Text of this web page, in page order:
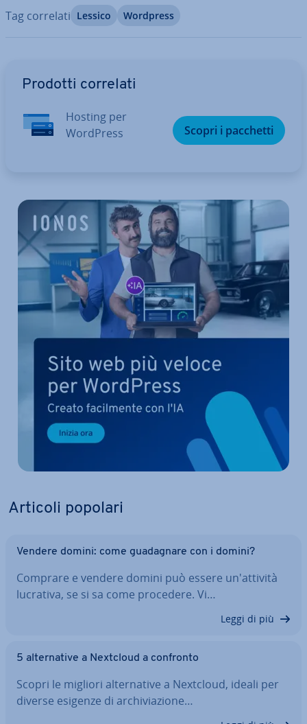
Tag correlati Lessico Wordpress
Prodotti correlati
Hosting per
WordPress
Scopri i pacchetti
Articoli popolari
Vendere domini: come gua­da­gna­re con i domini?
Comprare e vendere domini può essere un'at­ti­vi­tà
lucrativa, se si sa come procedere. Vi…
Leggi di più
5 al­ter­na­ti­ve a Nextcloud a confronto
Scopri le migliori al­ter­na­ti­ve a Nextcloud, ideali per
diverse esigenze di ar­chi­via­zio­ne…